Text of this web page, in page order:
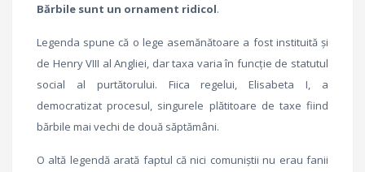
Bărbile sunt un ornament ridicol.
Legenda spune că o lege asemănătoare a fost instituită şi
de Henry VIII al Angliei, dar taxa varia în funcţie de statutul
social al purtătorului. Fiica regelui, Elisabeta I, a
democratizat procesul, singurele plătitoare de taxe fiind
bărbile mai vechi de două săptămâni.
O altă legendă arată faptul că nici comuniştii nu erau fanii